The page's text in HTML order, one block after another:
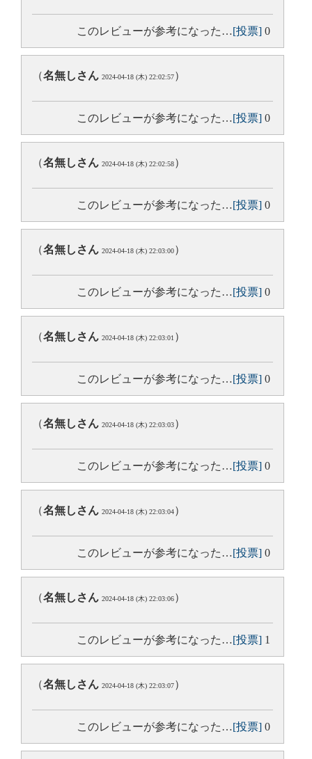
このレビューが参考になった…[投票] 0
（名無しさん 2024-04-18 (木) 22:02:57）
このレビューが参考になった…[投票] 0
（名無しさん 2024-04-18 (木) 22:02:58）
このレビューが参考になった…[投票] 0
（名無しさん 2024-04-18 (木) 22:03:00）
このレビューが参考になった…[投票] 0
（名無しさん 2024-04-18 (木) 22:03:01 ）
このレビューが参考になった…[投票] 0
（名無しさん 2024-04-18 (木) 22:03:03）
このレビューが参考になった…[投票] 0
（名無しさん 2024-04-18 (木) 22:03:04）
このレビューが参考になった…[投票] 0
（名無しさん 2024-04-18 (木) 22:03:06）
このレビューが参考になった…[投票] 1
（名無しさん 2024-04-18 (木) 22:03:07）
このレビューが参考になった…[投票] 0